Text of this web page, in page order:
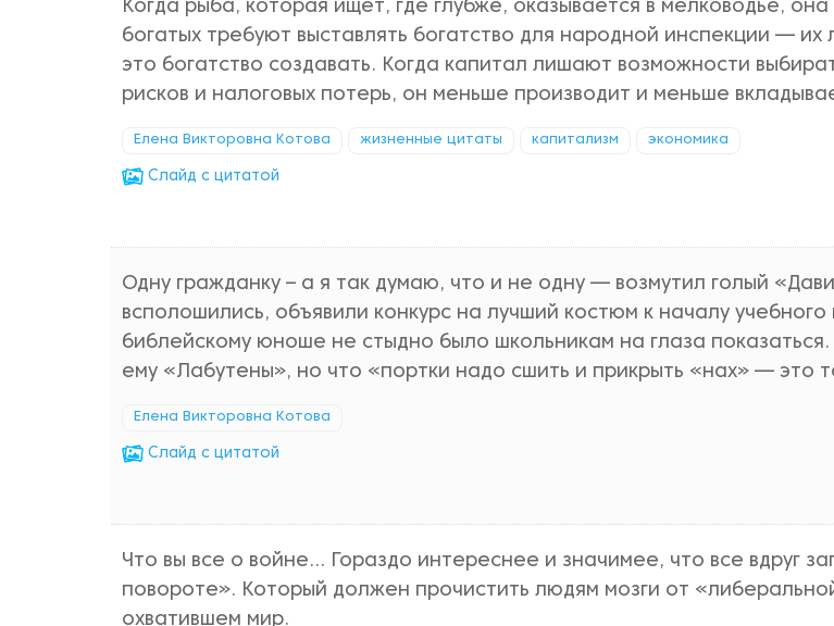
Когда рыба, которая ищет, где глубже, оказывается в мелководье,
богатых требуют выставлять богатство для народной инспекции — их
это богатство создавать. Когда капитал лишают возможности
рисков и налоговых потерь, он меньше производит и меньше
Елена Викторовна Котова жизненные цитаты капитализм экономика
Cлайд с цитатой
Одну гражданку – а я так думаю, что и не одну — возмутил голый
всполошились, объявили конкурс на лучший костюм к началу учебного
библейскому юноше не стыдно было школьникам на глаза
ему «Лабутены», но что «портки надо сшить и прикрыть «нах» — это
Елена Викторовна Котова
Cлайд с цитатой
Что вы все о войне... Гораздо интереснее и значимее, что все вдруг
повороте». Который должен прочистить людям мозги от
охватившем мир.